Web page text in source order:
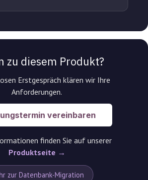
zu diesem Produkt?
Erstgespräch klären wir Ihre
Anforderungen.
vereinbaren
finden Sie auf unserer
Produktseite →
zur Datenbank-Migration